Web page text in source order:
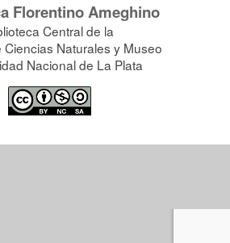
Florentino Ameghino
Central de la
Ciencias Naturales y Museo
Nacional de La Plata